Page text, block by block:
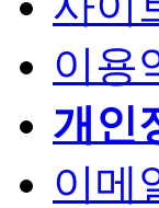
이용
개인
이메